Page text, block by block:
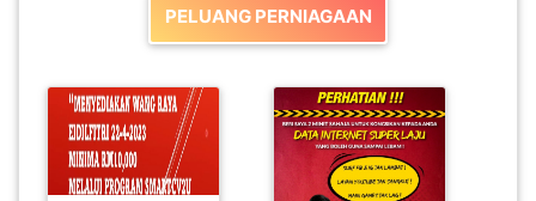
PELUANG PERNIAGAAN